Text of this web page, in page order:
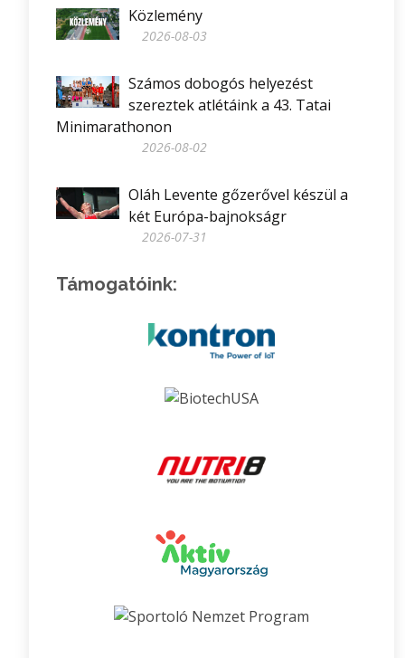
Közlemény
2026-08-03
Számos dobogós helyezést
szereztek atlétáink a 43. Tatai
Minimarathonon
2026-08-02
Oláh Levente gőzerővel készül a
két Európa-bajnokságr
2026-07-31
Támogatóink: